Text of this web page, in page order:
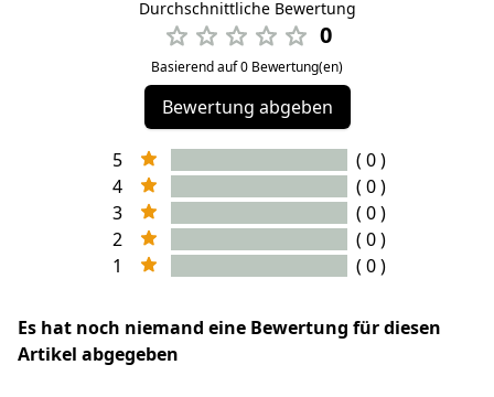
Durchschnittliche Bewertung
0
Basierend auf 0 Bewertung(en)
Bewertung abgeben
5
( 0 )
4
( 0 )
3
( 0 )
2
( 0 )
1
( 0 )
Es hat noch niemand eine Bewertung für diesen
Artikel abgegeben